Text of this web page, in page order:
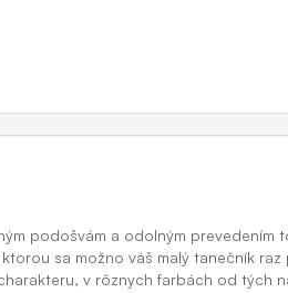
podošvám a odolným prevedením
sa možno váš malý tanečník
v rôznych farbách od tých